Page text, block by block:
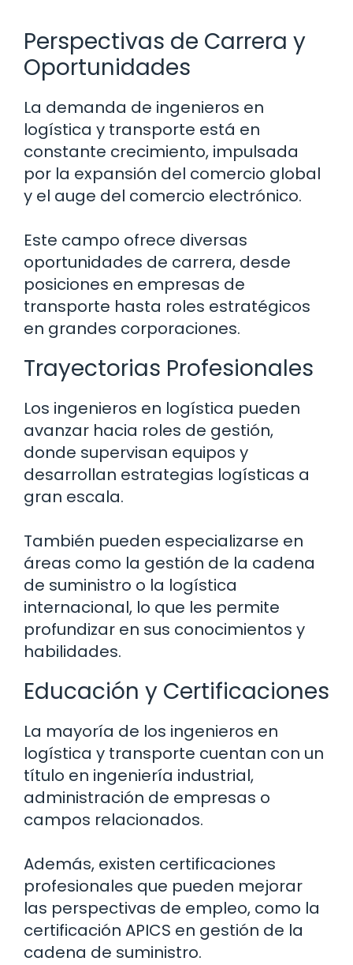
Perspectivas de Carrera y
Oportunidades
La demanda de ingenieros en
logística y transporte está en
constante crecimiento, impulsada
por la expansión del comercio global
y el auge del comercio electrónico.
Este campo ofrece diversas
oportunidades de carrera, desde
posiciones en empresas de
transporte hasta roles estratégicos
en grandes corporaciones.
Trayectorias Profesionales
Los ingenieros en logística pueden
avanzar hacia roles de gestión,
donde supervisan equipos y
desarrollan estrategias logísticas a
gran escala.
También pueden especializarse en
áreas como la gestión de la cadena
de suministro o la logística
internacional, lo que les permite
profundizar en sus conocimientos y
habilidades.
Educación y Certificaciones
La mayoría de los ingenieros en
logística y transporte cuentan con un
título en ingeniería industrial,
administración de empresas o
campos relacionados.
Además, existen certificaciones
profesionales que pueden mejorar
las perspectivas de empleo, como la
certificación APICS en gestión de la
cadena de suministro.